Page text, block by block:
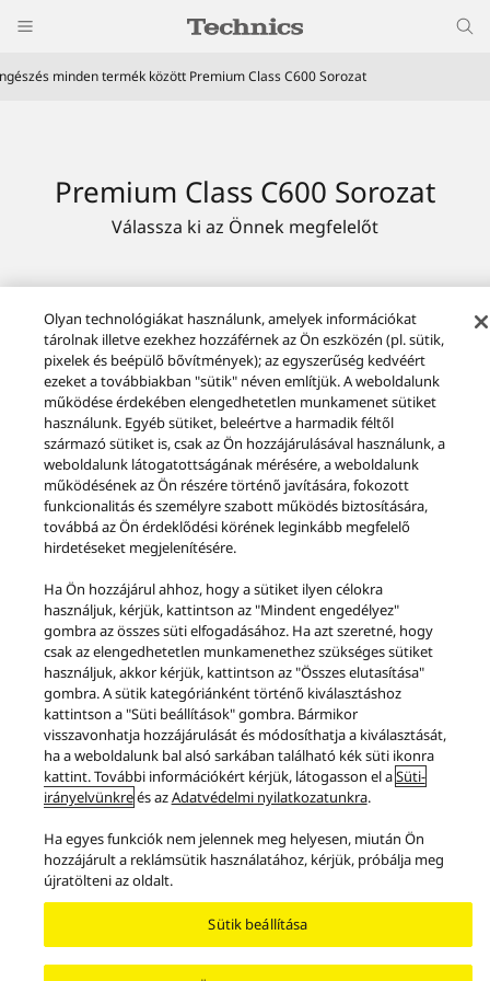
minden termék között Premium Class C600 Sorozat
Válassza ki az Önnek megfelelőt
Premium Class C600 Sorozat
Termékek Premium Class
Facebook X YouTube
Instagram
Felhasználási feltételek
Adatvédelem
Süti (cookie) Szabályzat
Hozzáférés
Akadályok jelzése
EU Data Act
JOGSZABÁLYI SZAVATOSSÁG
Area/Country
Copyright © 2026 Panasonic Marketing Europe GmbH South-East Europe
Fióktelep Minden jog fenntartva!
Olyan technológiákat használunk, amelyek információkat
tárolnak illetve ezekhez hozzáférnek az Ön eszközén (pl. sütik,
pixelek és beépülő bővítmények); az egyszerűség kedvéért
ezeket a továbbiakban "sütik" néven említjük. A weboldalunk
működése érdekében elengedhetetlen munkamenet sütiket
használunk. Egyéb sütiket, beleértve a harmadik féltől
származó sütiket is, csak az Ön hozzájárulásával használunk, a
weboldalunk látogatottságának mérésére, a weboldalunk
működésének az Ön részére történő javítására, fokozott
funkcionalitás és személyre szabott működés biztosítására,
továbbá az Ön érdeklődési körének leginkább megfelelő
hirdetéseket megjelenítésére.
Ha Ön hozzájárul ahhoz, hogy a sütiket ilyen célokra
használjuk, kérjük, kattintson az "Mindent engedélyez"
gombra az összes süti elfogadásához. Ha azt szeretné, hogy
csak az elengedhetetlen munkamenethez szükséges sütiket
használjuk, akkor kérjük, kattintson az "Összes elutasítása"
gombra. A sütik kategóriánként történő kiválasztáshoz
kattintson a "Süti beállítások" gombra. Bármikor
visszavonhatja hozzájárulását és módosíthatja a kiválasztását,
ha a weboldalunk bal alsó sarkában található kék süti ikonra
kattint. További információkért kérjük, látogasson el aSüti-
irányelvünkreés azAdatvédelmi nyilatkozatunkra.
Ha egyes funkciók nem jelennek meg helyesen, miután Ön
hozzájárult a reklámsütik használatához, kérjük, próbálja meg
újratölteni az oldalt.
Sütik beállítása